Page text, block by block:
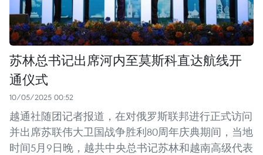
苏林总书记出席河内至莫斯科直达航线开
通仪式
10/05/2025 00:52
越通社随团记者报道，在对俄罗斯联邦进行正式访问
并出席苏联伟大卫国战争胜利80周年庆典期间，当地
时间5月9日晚，越共中央总书记苏林和越南高级代表